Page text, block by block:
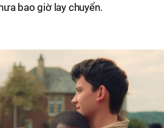
bao giờ lay chuyển.